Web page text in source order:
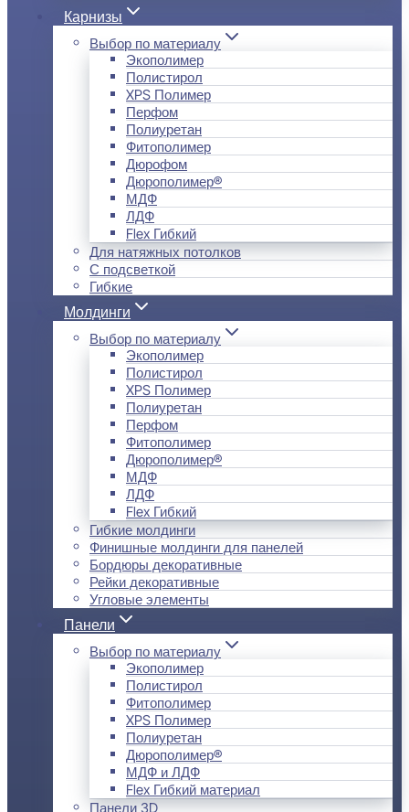
Карнизы
Выбор по материалу
Экополимер
Полистирол
XPS Полимер
Перфом
Полиуретан
Фитополимер
Дюрофом
Дюрополимер®
МДФ
ЛДФ
Flex Гибкий
Для натяжных потолков
С подсветкой
Гибкие
Молдинги
Выбор по материалу
Экополимер
Полистирол
XPS Полимер
Полиуретан
Перфом
Фитополимер
Дюрополимер®
МДФ
ЛДФ
Flex Гибкий
Гибкие молдинги
Финишные молдинги для панелей
Бордюры декоративные
Рейки декоративные
Угловые элементы
Панели
Выбор по материалу
Экополимер
Полистирол
Фитополимер
XPS Полимер
Полиуретан
Дюрополимер®
МДФ и ЛДФ
Flex Гибкий материал
Панели 3D